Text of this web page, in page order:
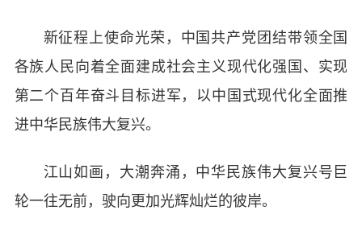
新征程上使命光荣，中国共产党团结带领全国
各族人民向着全面建成社会主义现代化强国、实现
第二个百年奋斗目标进军，以中国式现代化全面推
进中华民族伟大复兴。
江山如画，大潮奔涌，中华民族伟大复兴号巨
轮一往无前，驶向更加光辉灿烂的彼岸。